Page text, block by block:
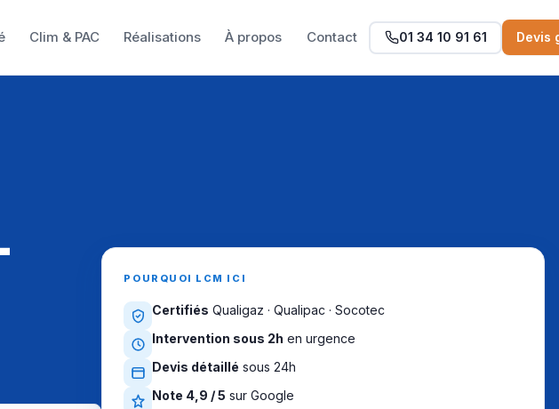
Clim & PAC Réalisations À propos Contact 01 34 10 91 61 Devis
POURQUOI LCM ICI
Certifiés Qualigaz · Qualipac · Socotec
Intervention sous 2h en urgence
Devis détaillé sous 24h
Note 4,9 / 5 sur Google